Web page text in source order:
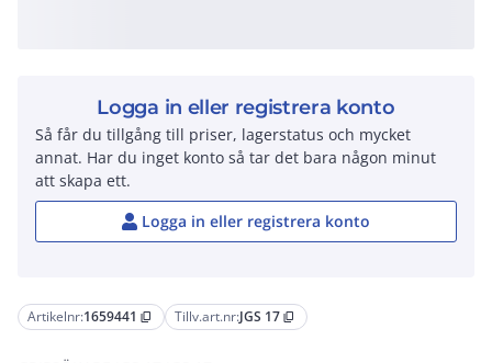
Artikelnr:1659441 content_copy Tillv.art.nr:JGS 17 content_copy
Logga in eller registrera konto
Så får du tillgång till priser, lagerstatus och mycket
annat. Har du inget konto så tar det bara någon minut
att skapa ett.
Logga in eller registrera konto